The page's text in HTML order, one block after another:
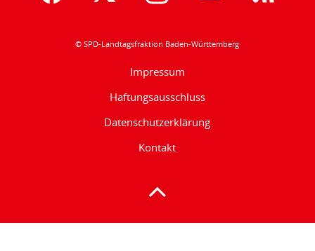
© SPD-Landtagsfraktion Baden-Württemberg
Impressum
Haftungsausschluss
Datenschutzerklärung
Kontakt